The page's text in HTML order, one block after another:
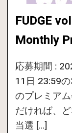
FUDGE
Monthly
応募期間 :
11日 23:59
のプレミア
だければ、
当選 […]